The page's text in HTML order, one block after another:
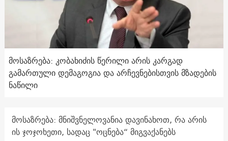
მოსაზრება: კობახიძის წერილი არის კარგად
გამართული დემაგოგია და არჩევნებისთვის მზადების
ნაწილი
მოსაზრება: მნიშვნელოვანია დავინახოთ, რა არის
ის ჯოჯოხეთი, სადაც "ოცნება“ მიგვაქანებს